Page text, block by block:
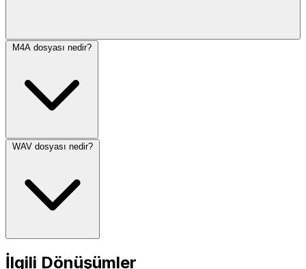
M4A dosyası nedir?
WAV dosyası nedir?
İlgili Dönüşümler